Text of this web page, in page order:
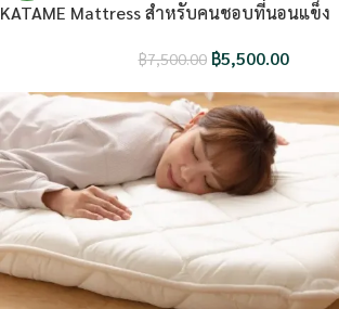
KATAME Mattress สำหรับคนชอบที่นอนแข็ง
฿7,500.00 ฿5,500.00